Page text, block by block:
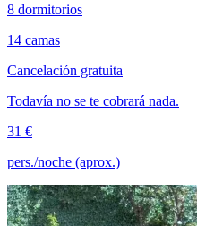
8 dormitorios
14 camas
Cancelación gratuita
Todavía no se te cobrará nada.
31 €
pers./noche (aprox.)